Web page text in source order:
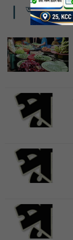
আরও খবর